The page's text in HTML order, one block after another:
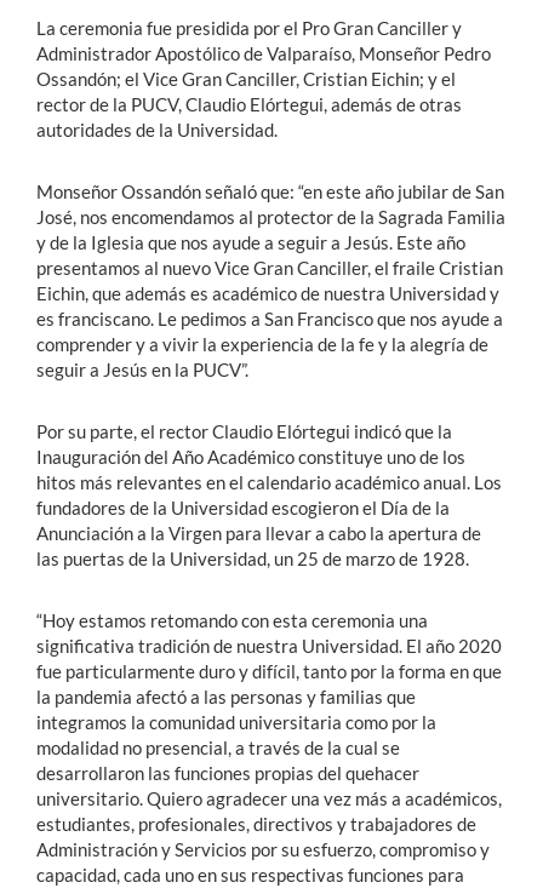
La ceremonia fue presidida por el Pro Gran Canciller y
Administrador Apostólico de Valparaíso, Monseñor Pedro
Ossandón; el Vice Gran Canciller, Cristian Eichin; y el
rector de la PUCV, Claudio Elórtegui, además de otras
autoridades de la Universidad.
Monseñor Ossandón señaló que: “en este año jubilar de San
José, nos encomendamos al protector de la Sagrada Familia
y de la Iglesia que nos ayude a seguir a Jesús. Este año
presentamos al nuevo Vice Gran Canciller, el fraile Cristian
Eichin, que además es académico de nuestra Universidad y
es franciscano. Le pedimos a San Francisco que nos ayude a
comprender y a vivir la experiencia de la fe y la alegría de
seguir a Jesús en la PUCV”.
Por su parte, el rector Claudio Elórtegui indicó que la
Inauguración del Año Académico constituye uno de los
hitos más relevantes en el calendario académico anual. Los
fundadores de la Universidad escogieron el Día de la
Anunciación a la Virgen para llevar a cabo la apertura de
las puertas de la Universidad, un 25 de marzo de 1928.
“Hoy estamos retomando con esta ceremonia una
significativa tradición de nuestra Universidad. El año 2020
fue particularmente duro y difícil, tanto por la forma en que
la pandemia afectó a las personas y familias que
integramos la comunidad universitaria como por la
modalidad no presencial, a través de la cual se
desarrollaron las funciones propias del quehacer
universitario. Quiero agradecer una vez más a académicos,
estudiantes, profesionales, directivos y trabajadores de
Administración y Servicios por su esfuerzo, compromiso y
capacidad, cada uno en sus respectivas funciones para